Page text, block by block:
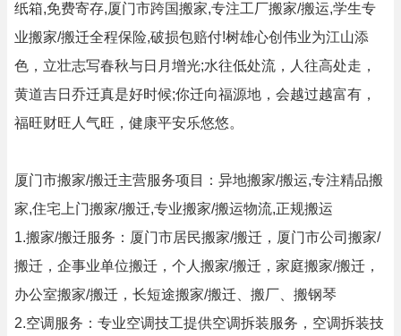
纸箱,免费寄存,厦门市跨国搬家,专注工厂搬家/搬运,学生专
业搬家/搬迁全程保险,破损包赔付!树雄心创伟业为江山添
色，立壮志写春秋与日月增光;水往低处流，人往高处走，
黄道吉日乔迁真是好时候;你迁向福源地，会越过越富有，
福旺财旺人气旺，健康平安乐悠悠。
厦门市搬家/搬迁主营服务项目：异地搬家/搬运,专注精品搬
家,住宅上门搬家/搬迁,专业搬家/搬运物流,正规搬运
1.搬家/搬迁服务：厦门市居民搬家/搬迁，厦门市公司搬家/
搬迁，企事业单位搬迁，个人搬家/搬迁，家庭搬家/搬迁，
办公室搬家/搬迁，长短途搬家/搬迁、搬厂、搬钢琴
2.空调服务：专业空调技工提供空调拆装服务，空调拆装技